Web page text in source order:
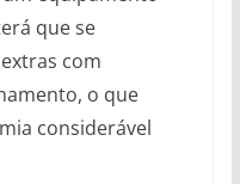
que se
com
o que
considerável